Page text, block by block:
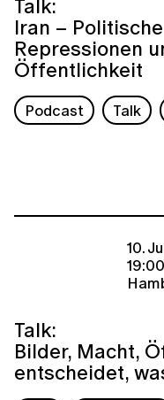
Talk:
Iran –
Repressionen
Öffentlichkeit
Podcast Talk
10.
Talk:
Bilder, Macht,
entscheidet,